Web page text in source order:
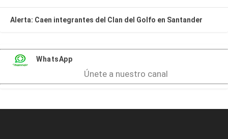
Alerta: Caen integrantes del Clan del Golfo en Santander
WhatsApp
Únete a nuestro canal